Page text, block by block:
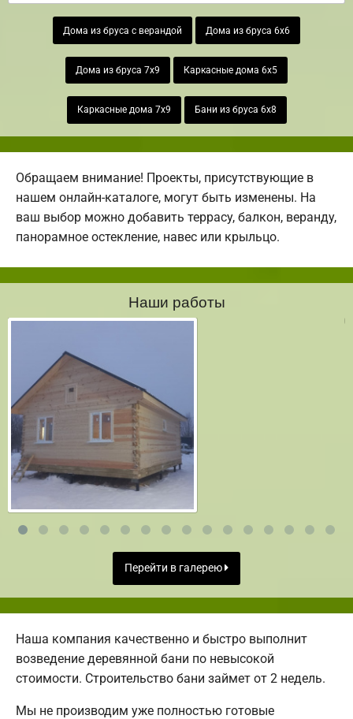
Дома из бруса с верандой Дома из бруса 6х6
Дома из бруса 7х9 Каркасные дома 6х5
Каркасные дома 7х9 Бани из бруса 6х8
Обращаем внимание! Проекты, присутствующие в
нашем онлайн-каталоге, могут быть изменены. На
ваш выбор можно добавить террасу, балкон, веранду,
панорамное остекление, навес или крыльцо.
Наши работы
Перейти в галерею
Наша компания качественно и быстро выполнит
возведение деревянной бани по невысокой
стоимости. Строительство бани займет от 2 недель.
Мы не производим уже полностью готовые